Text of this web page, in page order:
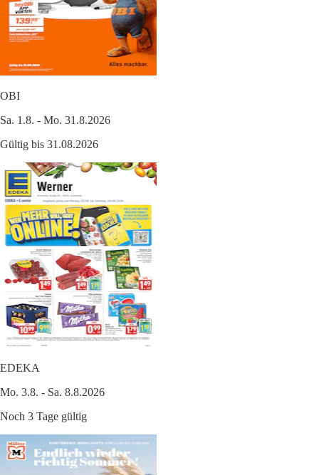
OBI
Sa. 1.8. - Mo. 31.8.2026
Gültig bis 31.08.2026
EDEKA
Mo. 3.8. - Sa. 8.8.2026
Noch 3 Tage gültig